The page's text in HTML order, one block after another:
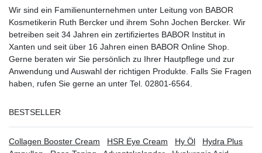
Wir sind ein Familienunternehmen unter Leitung von BABOR
Kosmetikerin Ruth Bercker und ihrem Sohn Jochen Bercker. Wir
betreiben seit 34 Jahren ein zertifiziertes BABOR Institut in
Xanten und seit über 16 Jahren einen BABOR Online Shop.
Gerne beraten wir Sie persönlich zu Ihrer Hautpflege und zur
Anwendung und Auswahl der richtigen Produkte. Falls Sie Fragen
haben, rufen Sie gerne an unter Tel. 02801-6564.
BESTSELLER
Collagen Booster Cream HSR Eye Cream Hy Öl
Hydra Plus